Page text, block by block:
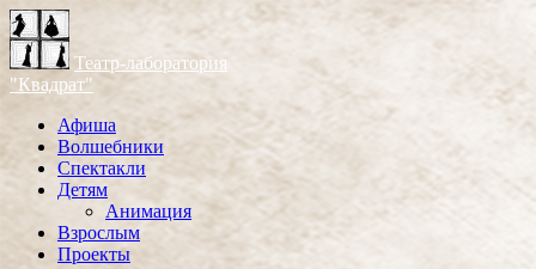
Театр-лаборатория
"Квадрат"
Афиша
Волшебники
Спектакли
Детям
Анимация
Взрослым
Проекты